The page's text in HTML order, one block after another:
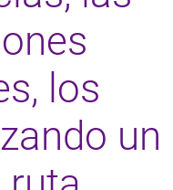
los
un